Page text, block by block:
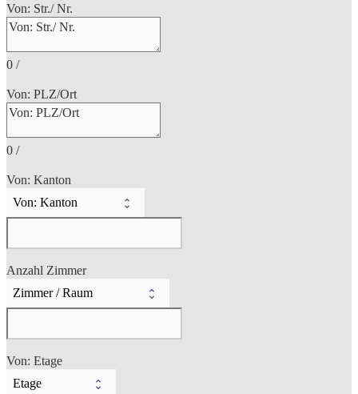
Von: Str./ Nr.
0 /
Von: PLZ/Ort
0 /
Von: Kanton
Anzahl Zimmer
Von: Etage